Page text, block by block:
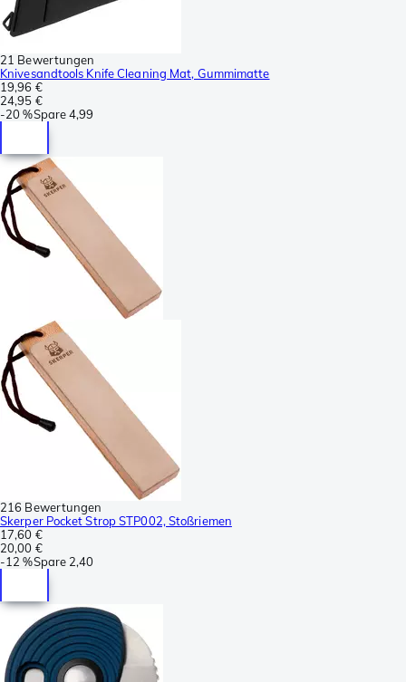
21 Bewertungen
Knivesandtools Knife Cleaning Mat, Gummimatte
19,96 €
24,95 €
-20 %Spare4,99
216 Bewertungen
Skerper Pocket Strop STP002, Stoßriemen
17,60 €
20,00 €
-12 %Spare 2,40